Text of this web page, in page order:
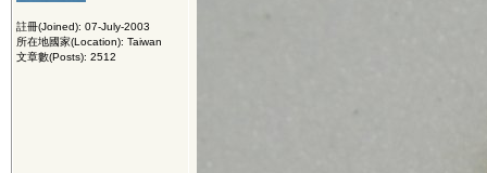
註冊(Joined): 07-July-2003
所在地國家(Location): Taiwan
文章數(Posts): 2512